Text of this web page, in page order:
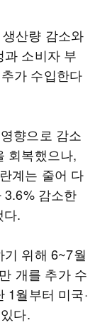
산량 감소와
소비자 부
가 수입한다
향으로 감소
회복했으나,
계는 줄어 다
3.6% 감소한
다.
위해 6~7월
개를 추가 수
1월부터 미국·
다.